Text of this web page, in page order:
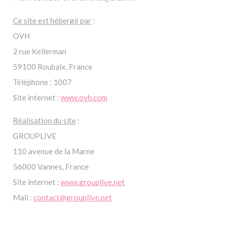
Ce site est hébergé par :
OVH
2 rue Kellerman
59100 Roubaix, France
Téléphone : 1007
Site internet : www.ovh.com
Réalisation du site :
GROUPLIVE
110 avenue de la Marne
56000 Vannes, France
Site internet : www.grouplive.net
Mail : contact@grouplive.net